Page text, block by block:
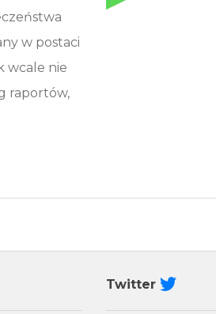
w postaci
wcale nie
raportów,
Twitter